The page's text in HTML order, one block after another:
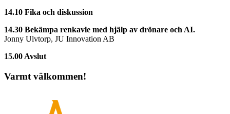
14.10 Fika och diskussion
14.30 Bekämpa renkavle med hjälp av drönare och AI.
Jonny Ulvtorp, JU Innovation AB
15.00 Avslut
Varmt välkommen!